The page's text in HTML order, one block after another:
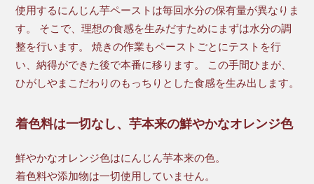
使用するにんじん芋ペーストは毎回水分の保有量が異なりま
す。 そこで、理想の食感を生みだすためにまずは水分の調
整を行います。 焼きの作業もペーストごとにテストを行
い、納得ができた後で本番に移ります。 この手間ひまが、
ひがしやまこだわりのもっちりとした食感を生み出します。
着色料は一切なし、芋本来の鮮やかなオレンジ色
鮮やかなオレンジ色はにんじん芋本来の色。
着色料や添加物は一切使用していません。